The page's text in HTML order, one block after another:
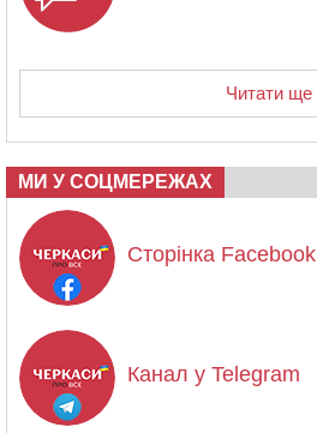
Читати ще
МИ У СОЦМЕРЕЖАХ
Сторінка Facebook
Канал у Telegram